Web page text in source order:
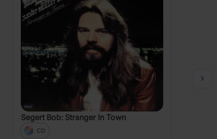
Segert Bob: Stranger In Town
CD